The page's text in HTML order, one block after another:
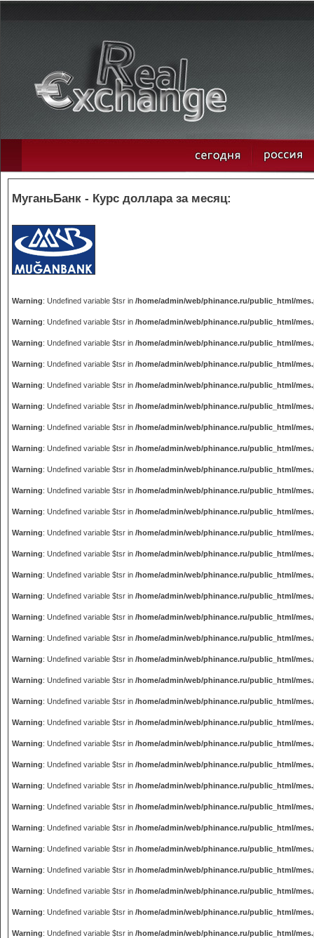
МуганьБанк - Курс доллара за месяц:
Warning: Undefined variable $tsr in /home/admin/web/phinance.ru/public_html/
Warning: Undefined variable $tsr in /home/admin/web/phinance.ru/public_html/
Warning: Undefined variable $tsr in /home/admin/web/phinance.ru/public_html/
Warning: Undefined variable $tsr in /home/admin/web/phinance.ru/public_html/
Warning: Undefined variable $tsr in /home/admin/web/phinance.ru/public_html/
Warning: Undefined variable $tsr in /home/admin/web/phinance.ru/public_html/
Warning: Undefined variable $tsr in /home/admin/web/phinance.ru/public_html/
Warning: Undefined variable $tsr in /home/admin/web/phinance.ru/public_html/
Warning: Undefined variable $tsr in /home/admin/web/phinance.ru/public_html/
Warning: Undefined variable $tsr in /home/admin/web/phinance.ru/public_html/
Warning: Undefined variable $tsr in /home/admin/web/phinance.ru/public_html/
Warning: Undefined variable $tsr in /home/admin/web/phinance.ru/public_html/
Warning: Undefined variable $tsr in /home/admin/web/phinance.ru/public_html/
Warning: Undefined variable $tsr in /home/admin/web/phinance.ru/public_html/
Warning: Undefined variable $tsr in /home/admin/web/phinance.ru/public_html/
Warning: Undefined variable $tsr in /home/admin/web/phinance.ru/public_html/
Warning: Undefined variable $tsr in /home/admin/web/phinance.ru/public_html/
Warning: Undefined variable $tsr in /home/admin/web/phinance.ru/public_html/
Warning: Undefined variable $tsr in /home/admin/web/phinance.ru/public_html/
Warning: Undefined variable $tsr in /home/admin/web/phinance.ru/public_html/
Warning: Undefined variable $tsr in /home/admin/web/phinance.ru/public_html/
Warning: Undefined variable $tsr in /home/admin/web/phinance.ru/public_html/
Warning: Undefined variable $tsr in /home/admin/web/phinance.ru/public_html/
Warning: Undefined variable $tsr in /home/admin/web/phinance.ru/public_html/
Warning: Undefined variable $tsr in /home/admin/web/phinance.ru/public_html/
Warning: Undefined variable $tsr in /home/admin/web/phinance.ru/public_html/
Warning: Undefined variable $tsr in /home/admin/web/phinance.ru/public_html/
Warning: Undefined variable $tsr in /home/admin/web/phinance.ru/public_html/
Warning: Undefined variable $tsr in /home/admin/web/phinance.ru/public_html/
Warning: Undefined variable $tsr in /home/admin/web/phinance.ru/public_html/
Warning: Undefined variable $tsr in /home/admin/web/phinance.ru/public_html/